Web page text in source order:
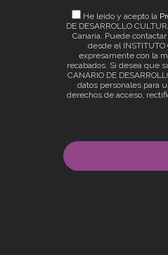
He leído y acepto la
DE DESARROLLO
Canaria. Puede
desde el
expresamente con la
recabados. Si desea que
CANARIO DE
datos personales para
derechos de acceso,